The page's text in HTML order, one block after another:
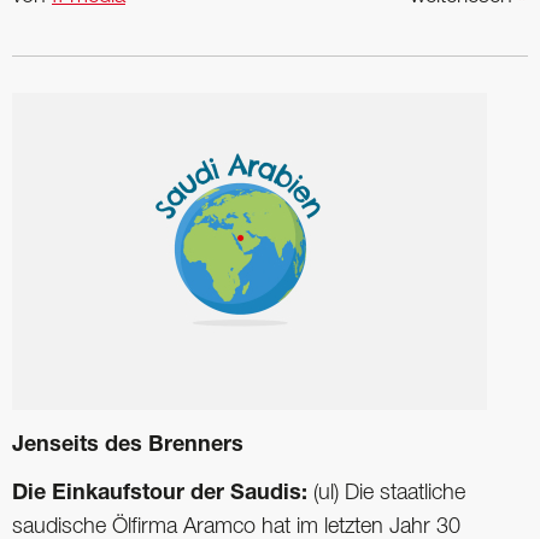
Jenseits des Brenners
Die Einkaufstour der Saudis: (ul) Die staatliche
saudische Ölfirma Aramco hat im letzten Jahr 30